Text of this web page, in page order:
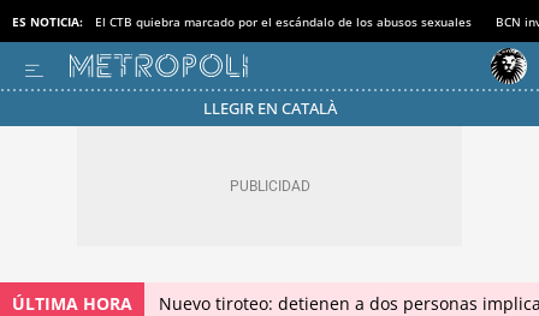
ES NOTICIA: El CTB quiebra marcado por el escándalo de los abusos sexuales BCN
LLEGIR EN CATALÀ
ÚLTIMA HORA Nuevo tiroteo: detienen a dos personas